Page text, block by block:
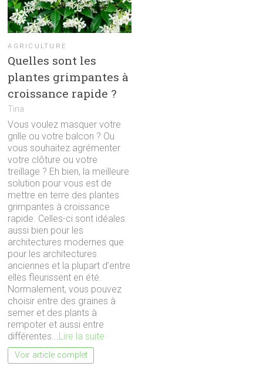
AGRICULTURE
Quelles sont les
plantes grimpantes à
croissance rapide ?
Tina
Vous voulez masquer votre
grille ou votre balcon ? Ou
vous souhaitez agrémenter
votre clôture ou votre
treillage ? Eh bien, la meilleure
solution pour vous est de
mettre en terre des plantes
grimpantes à croissance
rapide. Celles-ci sont idéales
aussi bien pour les
architectures modernes que
pour les architectures
anciennes et la plupart d’entre
elles fleurissent en été.
Normalement, vous pouvez
choisir entre des graines à
semer et des plants à
rempoter et aussi entre
différentes...Lire la suite
Voir article complet